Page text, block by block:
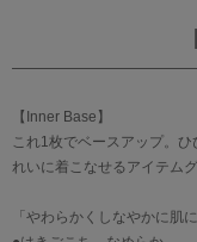
【Inner Base】
これ1枚でベースアップ。
れいに着こなせるアイテム
「やわらかくしなやかに肌